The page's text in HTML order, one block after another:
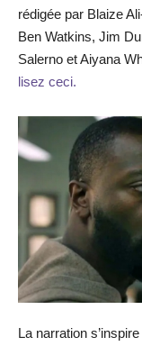
rédigée par Blaize
Ben Watkins, Jim
Salerno et Aiyana
lisez ceci.
La narration